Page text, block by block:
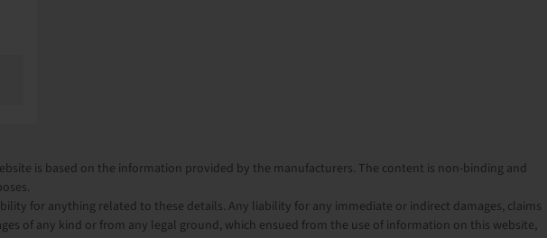
is based on the information provided by the manufacturers. The content is non-binding and
for anything related to these details. Any liability for any immediate or indirect damages, claims
of any kind or from any legal ground, which ensued from the use of information on this website,